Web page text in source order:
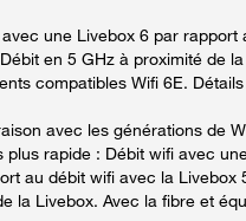
une Livebox 6 par rapport
en 5 GHz à proximité de
compatibles Wifi 6E.
avec les générations de
plus rapide : Débit wifi avec
au débit wifi avec la Livebox
la Livebox. Avec la fibre et